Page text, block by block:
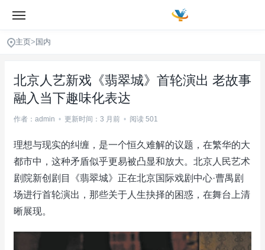
主页> 国内
北京人艺新戏《翡翠城》首轮演出 老故事
融入当下趣味化表达
作者：admin • 更新时间：3 月前 • 阅读 501
理想与现实的纠缠，是一个恒久难解的议题，在繁华的大
都市中，这种矛盾似乎更易被凸显和放大。北京人民艺术
剧院新创剧目《翡翠城》正在北京国际戏剧中心·曹禺剧
场进行首轮演出，那些关于人生抉择的困惑，在舞台上清
晰展现。